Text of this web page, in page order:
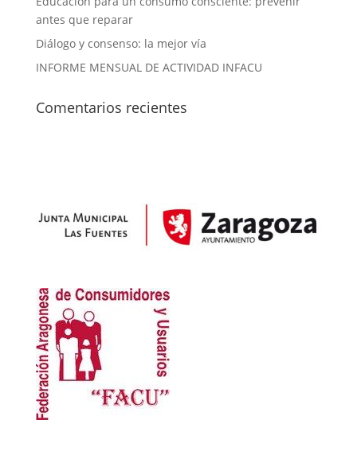
antes que reparar
Diálogo y consenso: la mejor vía
INFORME MENSUAL DE ACTIVIDAD INFACU
Comentarios recientes